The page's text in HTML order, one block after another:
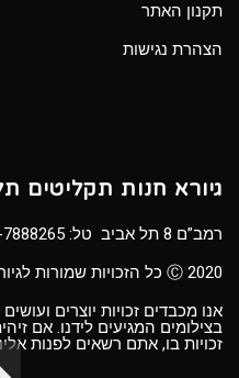
תקנון האתר
הצהרת נגישות
גיורא חנות תקליטים
רמב”ם 8 תל אביב טל:
Ⓒ 2020 כל הזכויות שמורות לגיורא חנות תקליטים
אנו מכבדים זכויות יוצרים
בצילומים המגיעים לידנו. אם
זכויות בו, אתם רשאים לפנות